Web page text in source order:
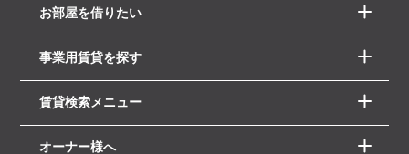
お部屋を借りたい
事業用賃貸を探す
賃貸検索メニュー
オーナー様へ